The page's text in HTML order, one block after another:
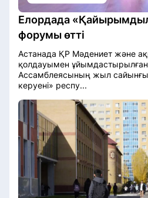
Елордада
форумы өтті
Астанада ҚР Мәдениет және
қолдауымен
Ассамблеясының жыл
керуені» респу...